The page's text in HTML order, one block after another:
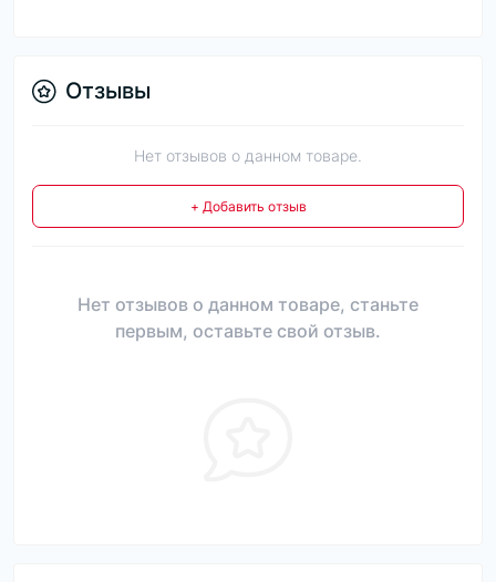
Отзывы
Нет отзывов о данном товаре.
+ Добавить отзыв
Нет отзывов о данном товаре, станьте
первым, оставьте свой отзыв.